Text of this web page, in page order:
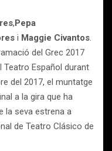
,Pepa
i Maggie Civantos.
del Grec 2017
Teatro Español durant
del 2017, el muntatge
a la gira que ha
la seva estrena a
de Teatro Clásico de